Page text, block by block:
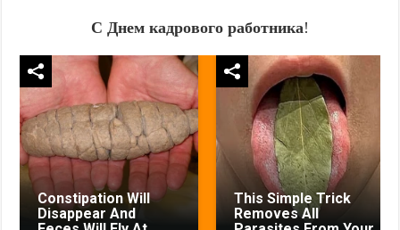
С Днем кадрового работника!
Constipation Will
Disappear And
This Simple Trick
Removes All